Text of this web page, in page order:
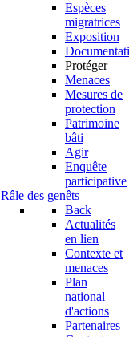
Espèces
migratrices
Exposition
Protéger
Menaces
Mesures de
protection
Patrimoine
bâti
Agir
Enquête
participative
Râle des genêts
Back
Actualités
en lien
Contexte et
menaces
Plan
national
d'actions
Partenaires